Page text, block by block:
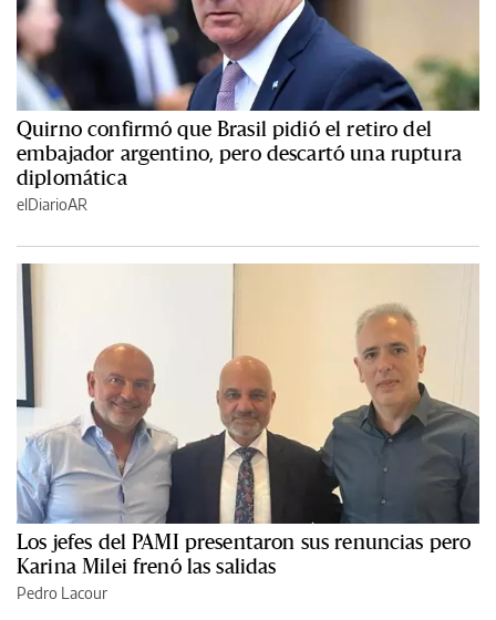
Quirno confirmó que Brasil pidió el retiro del
embajador argentino, pero descartó una ruptura
diplomática
elDiarioAR
Los jefes del PAMI presentaron sus renuncias pero
Karina Milei frenó las salidas
Pedro Lacour